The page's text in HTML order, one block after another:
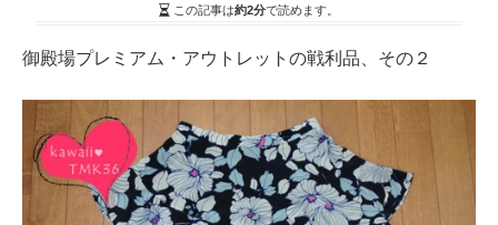
この記事は約2分で読めます。
御殿場プレミアム・アウトレットの戦利品、その２